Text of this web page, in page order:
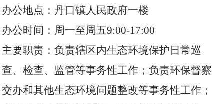
办公地点：丹口镇人民政府一楼
办公时间：周一至周五9:00-17:00
主要职责：负责辖区内生态环境保护日常巡
查、检查、监管等事务性工作；负责环保督察
交办和其他生态环境问题整改等事务性工作；